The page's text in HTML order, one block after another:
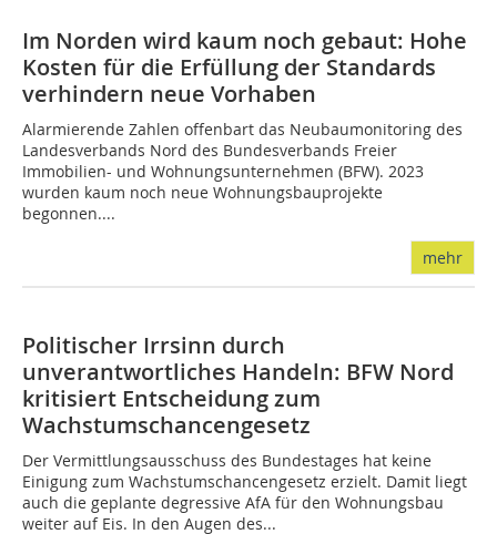
Im Norden wird kaum noch gebaut: Hohe
Kosten für die Erfüllung der Standards
verhindern neue Vorhaben
Alarmierende Zahlen offenbart das Neubaumonitoring des
Landesverbands Nord des Bundesverbands Freier
Immobilien- und Wohnungsunternehmen (BFW). 2023
wurden kaum noch neue Wohnungsbauprojekte
begonnen....
mehr
Politischer Irrsinn durch
unverantwortliches Handeln: BFW Nord
kritisiert Entscheidung zum
Wachstumschancengesetz
Der Vermittlungsausschuss des Bundestages hat keine
Einigung zum Wachstumschancengesetz erzielt. Damit liegt
auch die geplante degressive AfA für den Wohnungsbau
weiter auf Eis. In den Augen des...